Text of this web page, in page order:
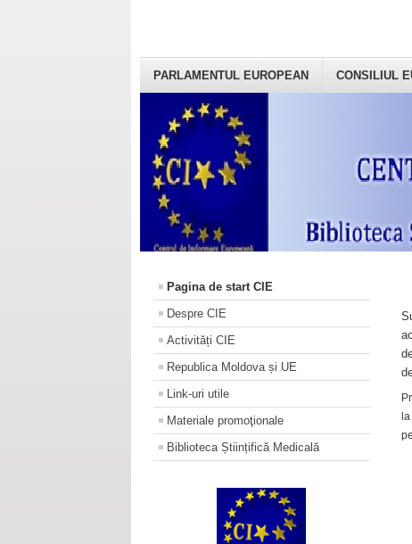
PARLAMENTUL EUROPEAN CONSILIUL
Pagina de start CIE
Despre CIE
Activități CIE
Republica Moldova și UE
Link-uri utile
Materiale promoţionale
Biblioteca Științifică Medicală